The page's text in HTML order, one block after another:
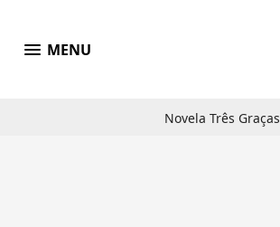
menu MENU
Novela Três Graças